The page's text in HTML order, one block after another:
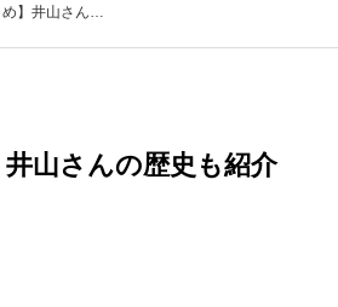
め】井山さん…
山さんの歴史も紹介